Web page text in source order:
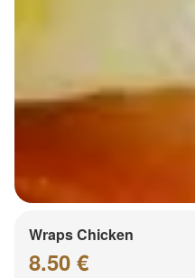
Wraps Chicken
8.50 €